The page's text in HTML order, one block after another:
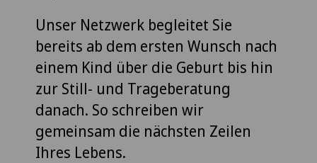
Unser Netzwerk begleitet Sie
bereits ab dem ersten Wunsch nach
einem Kind über die Geburt bis hin
zur Still- und Trageberatung
danach. So schreiben wir
gemeinsam die nächsten Zeilen
Ihres Lebens.